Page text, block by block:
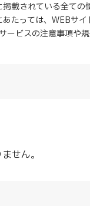
載されている全ての
たっては、 WEBサイ
ービスの注意事項や規
せん。